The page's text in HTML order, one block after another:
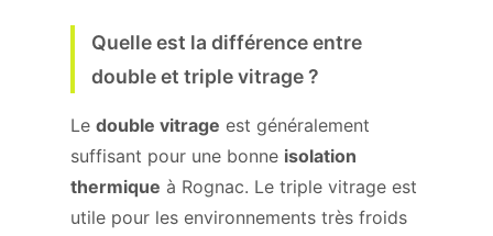
Quelle est la différence entre
double et triple vitrage ?
Le double vitrage est généralement
suffisant pour une bonne isolation
thermique à Rognac. Le triple vitrage est
utile pour les environnements très froids